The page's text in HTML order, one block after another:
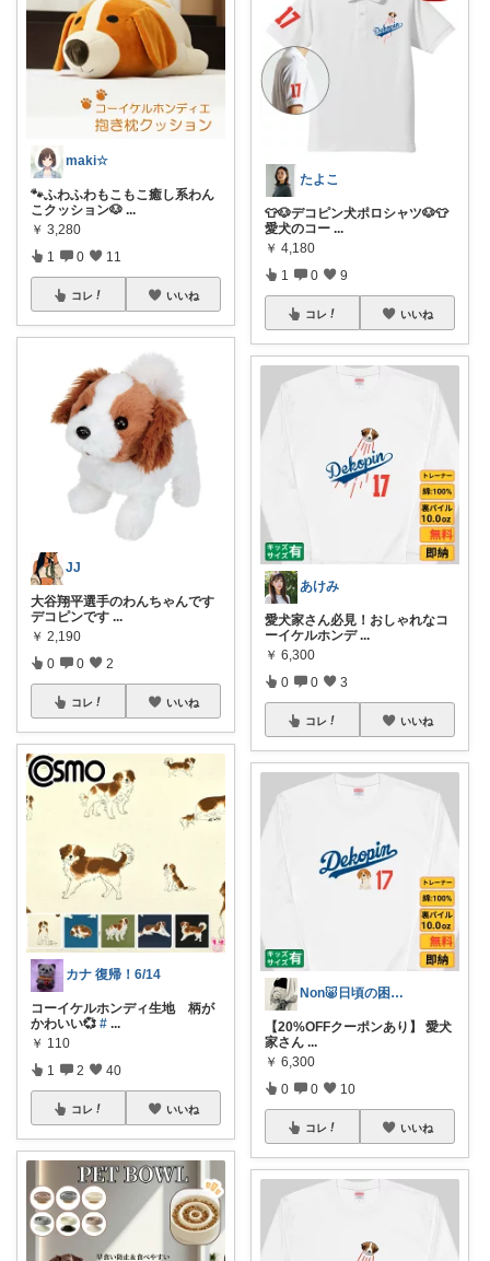
maki☆
🐾ふわふわもこもこ癒し系わん
こクッション🐶 ...
￥ 3,280
1 0 11
コレ いいね
JJ
大谷翔平選手のわんちゃんです
デコピンです ...
￥ 2,190
0 0 2
コレ いいね
カナ 復帰！6/14
コーイケルホンディ生地 柄が
かわいい💞 # ...
￥ 110
1 2 40
コレ いいね
たよこ
👕🐶デコピン犬ポロシャツ🐶👕
愛犬のコー ...
￥ 4,180
1 0 9
コレ いいね
あけみ
愛犬家さん必見！おしゃれなコ
ーイケルホンデ ...
￥ 6,300
0 0 3
コレ いいね
Non🐷日頃の困ったを解決アイテム
【20%OFFクーポンあり】 愛犬
家さん ...
￥ 6,300
0 0 10
コレ いいね